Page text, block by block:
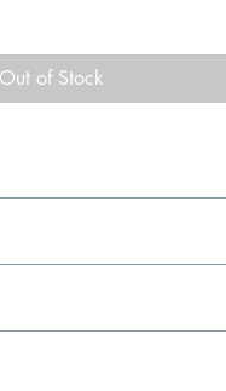
Out of Stock